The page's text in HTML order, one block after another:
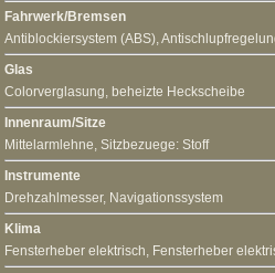
Fahrwerk/Bremsen
Antiblockiersystem (ABS),
Glas
Colorverglasung, beheizte Heckscheibe
Innenraum/Sitze
Mittelarmlehne, Sitzbezuege: Stoff
Instrumente
Drehzahlmesser, Navigationssystem
Klima
Fensterheber elektrisch, Fensterheber